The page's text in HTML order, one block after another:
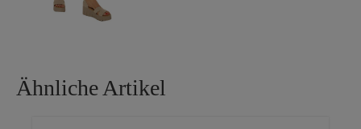
Ähnliche Artikel